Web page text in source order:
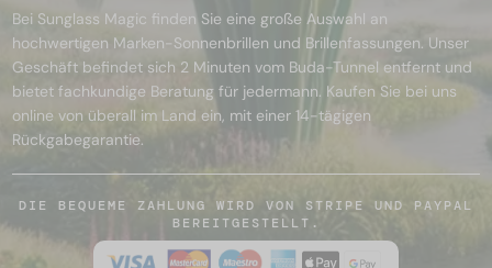
Bei Sunglass Magic finden Sie eine große Auswahl an
hochwertigen Marken-Sonnenbrillen und Brillenfassungen. Unser
Geschäft befindet sich 2 Minuten vom Buda-Tunnel entfernt und
bietet fachkundige Beratung für jedermann. Kaufen Sie bei uns
online von überall im Land ein, mit einer 14-tägigen
Rückgabegarantie.
DIE BEQUEME ZAHLUNG WIRD VON STRIPE UND PAYPAL
BEREITGESTELLT.